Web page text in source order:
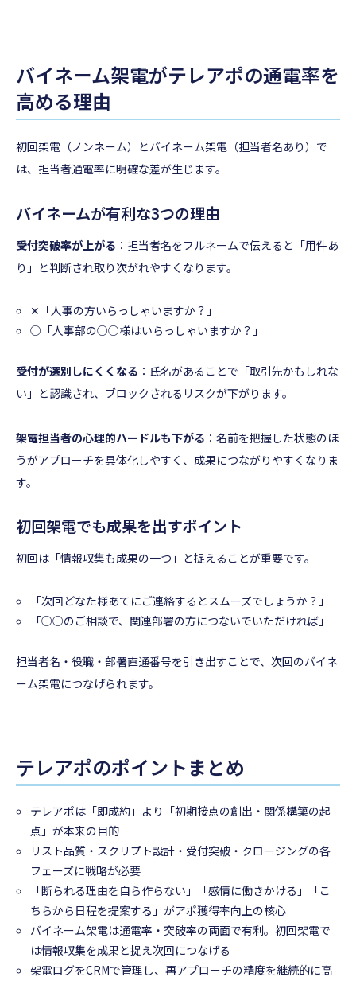
バイネーム架電がテレアポの通電率を
高める理由
初回架電（ノンネーム）とバイネーム架電（担当者名あり）で
は、担当者通電率に明確な差が生じます。
バイネームが有利な3つの理由
受付突破率が上がる ：担当者名をフルネームで伝えると「用件あ
り」と判断され取り次がれやすくなります。
✕「人事の方いらっしゃいますか？」
○「人事部の○○様はいらっしゃいますか？」
受付が選別しにくくなる ：氏名があることで「取引先かもしれな
い」と認識され、ブロックされるリスクが下がります。
架電担当者の心理的ハードルも下がる ：名前を把握した状態のほ
うがアプローチを具体化しやすく、成果につながりやすくなりま
す。
初回架電でも成果を出すポイント
初回は「情報収集も成果の一つ」と捉えることが重要です。
「次回どなた様あてにご連絡するとスムーズでしょうか？」
「○○のご相談で、関連部署の方につないでいただければ」
担当者名・役職・部署直通番号を引き出すことで、次回のバイネ
ーム架電につなげられます。
テレアポのポイントまとめ
テレアポは「即成約」より「初期接点の創出・関係構築の起
点」が本来の目的
リスト品質・スクリプト設計・受付突破・クロージングの各
フェーズに戦略が必要
「断られる理由を自ら作らない」「感情に働きかける」「こ
ちらから日程を提案する」がアポ獲得率向上の核心
バイネーム架電は通電率・突破率の両面で有利。初回架電で
は情報収集を成果と捉え次回につなげる
架電ログをCRMで管理し、再アプローチの精度を継続的に高